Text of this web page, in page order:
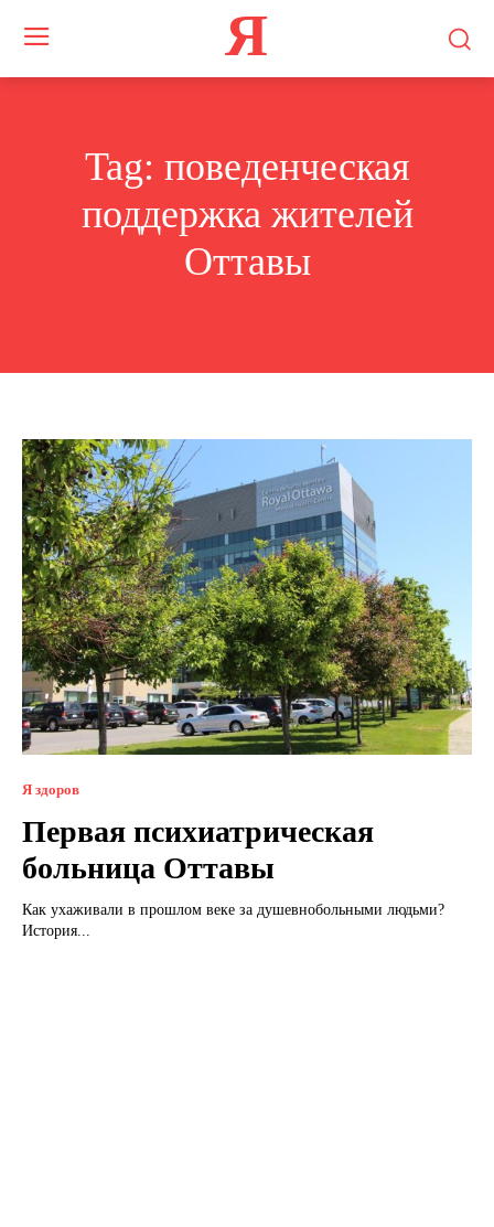
Я
Tag: поведенческая
поддержка жителей
Оттавы
Я здоров
Первая психиатрическая
больница Оттавы
Как ухаживали в прошлом веке за душевнобольными людьми?
История...